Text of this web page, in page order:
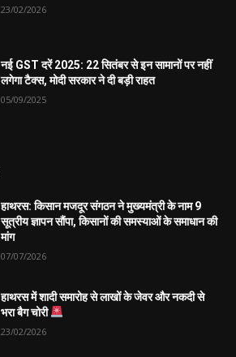
23/02/2026
नई GST दरें 2025: 22 सितंबर से इन सामानों पर नहीं
लगेगा टैक्स, मोदी सरकार ने दी बड़ी राहत
05/09/2025
हाथरस: किसान मजदूर संगठन ने मुख्यमंत्री के नाम 9
सूत्रीय ज्ञापन सौंपा, किसानों की समस्याओं के समाधान की
मांग
07/07/2026
हाथरस में शादी समारोह से लाखों के जेवर और नकदी से
भरा बैग चोरी
23/02/2026